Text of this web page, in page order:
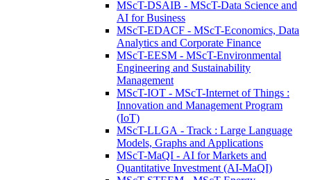
MScT-DSAIB - MScT-Data Science and
AI for Business
MScT-EDACF - MScT-Economics, Data
Analytics and Corporate Finance
MScT-EESM - MScT-Environmental
Engineering and Sustainability
Management
MScT-IOT - MScT-Internet of Things :
Innovation and Management Program
(IoT)
MScT-LLGA - Track : Large Language
Models, Graphs and Applications
MScT-MaQI - AI for Markets and
Quantitative Investment (AI-MaQI)